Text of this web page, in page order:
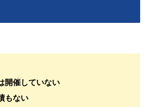
開催していない
もない